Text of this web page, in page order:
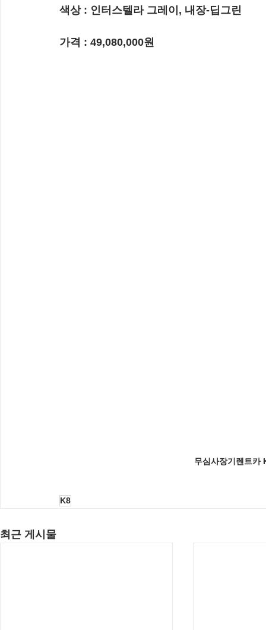
색상 : 인터스텔라 그레이, 내장-딥그린
가격 : 49,080,000원
무심사장기렌트카
K8
최근 게시물